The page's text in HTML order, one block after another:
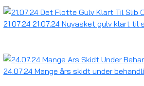
21.07.24 21.07.24 Nyvasket gulv klart til
24.07.24 Mange års skidt under